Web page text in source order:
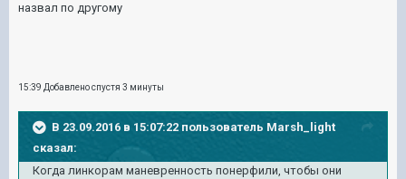
назвал по другому
15:39 Добавлено спустя 3 минуты
В 23.09.2016 в 15:07:22 пользователь Marsh_light
сказал:
Когда линкорам маневренность понерфили, чтобы они